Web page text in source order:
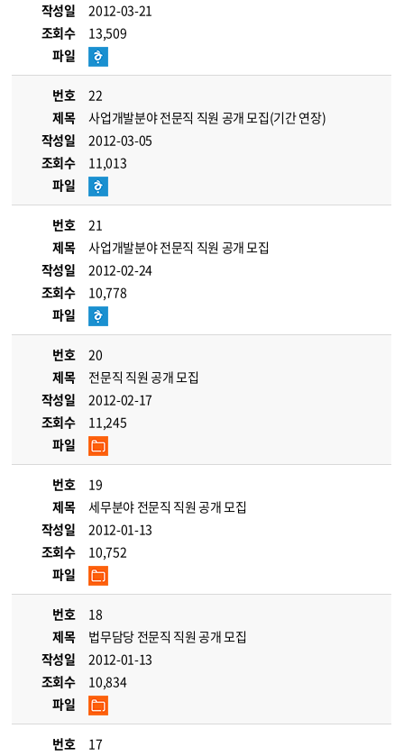
작성일
2012-03-21
조회수
13,509
파일
번호
22
제목
사업개발분야 전문직 직원 공개 모집(기간 연장)
작성일
2012-03-05
조회수
11,013
파일
번호
21
제목
사업개발분야 전문직 직원 공개 모집
작성일
2012-02-24
조회수
10,778
파일
번호
20
제목
전문직 직원 공개 모집
작성일
2012-02-17
조회수
11,245
파일
번호
19
제목
세무분야 전문직 직원 공개 모집
작성일
2012-01-13
조회수
10,752
파일
번호
18
제목
법무담당 전문직 직원 공개 모집
작성일
2012-01-13
조회수
10,834
파일
번호
17